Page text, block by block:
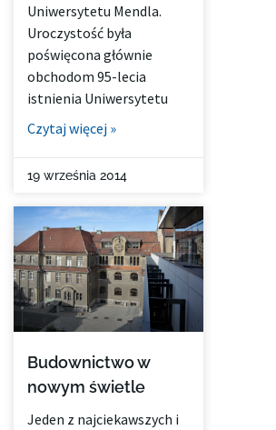
Uniwersytetu Mendla.
Uroczystość była
poświęcona głównie
obchodom 95-lecia
istnienia Uniwersytetu
Czytaj więcej »
19 września 2014
Budownictwo w
nowym świetle
Jeden z najciekawszych i